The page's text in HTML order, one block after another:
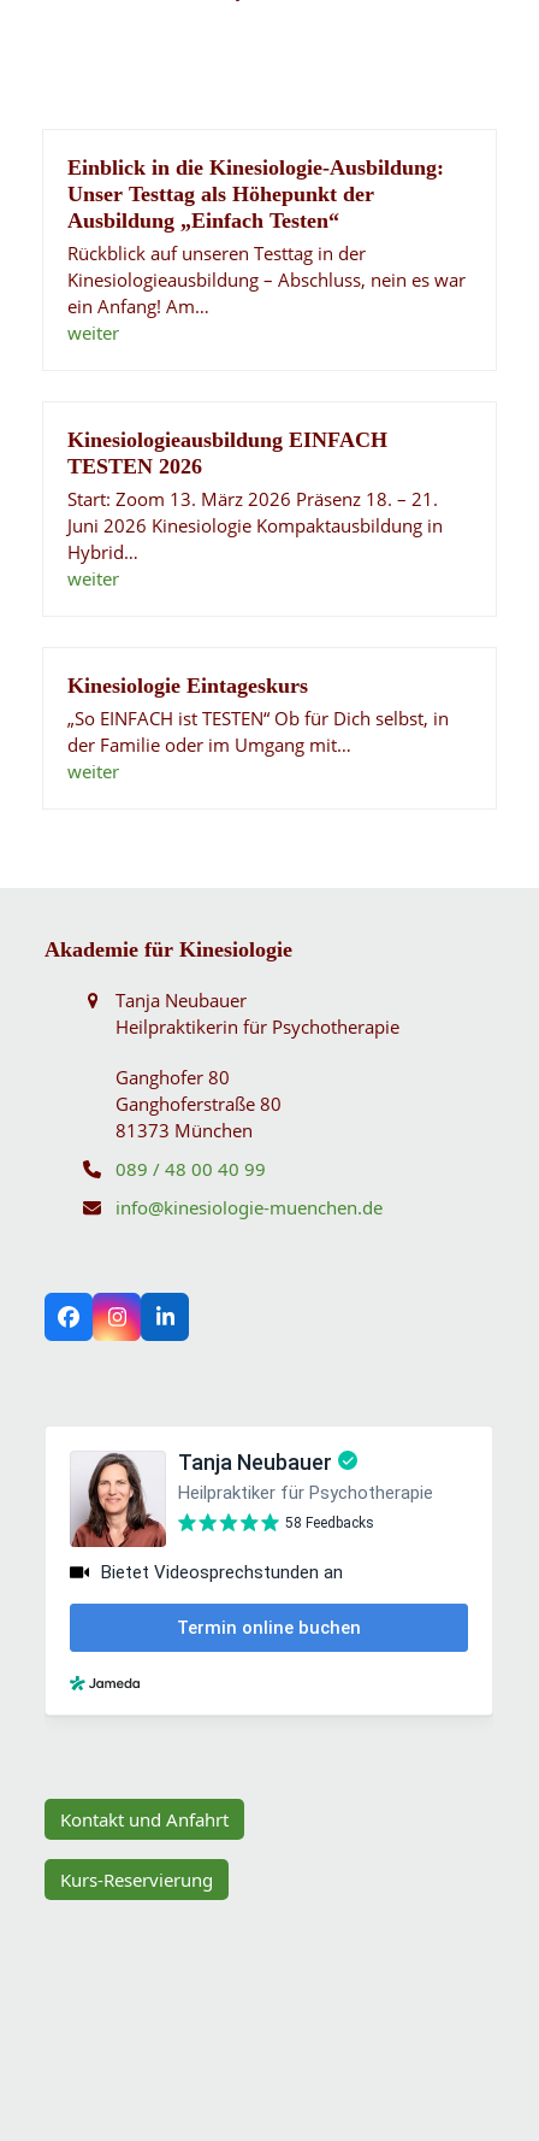
Einblick in die Kinesiologie-Ausbildung:
Unser Testtag als Höhepunkt der
Ausbildung „Einfach Testen“
Rückblick auf unseren Testtag in der
Kinesiologieausbildung – Abschluss, nein es war
ein Anfang! Am…
weiter
Kinesiologieausbildung EINFACH
TESTEN 2026
Start: Zoom 13. März 2026 Präsenz 18. – 21.
Juni 2026 Kinesiologie Kompaktausbildung in
Hybrid…
weiter
Kinesiologie Eintageskurs
„So EINFACH ist TESTEN“ Ob für Dich selbst, in
der Familie oder im Umgang mit…
weiter
Akademie für Kinesiologie
Tanja Neubauer
Heilpraktikerin für Psychotherapie
Ganghofer 80
Ganghoferstraße 80
81373 München
089 / 48 00 40 99
info@kinesiologie-muenchen.de
Facebook
Instagram
LinkedIn
Kontakt und Anfahrt
Kurs-Reservierung